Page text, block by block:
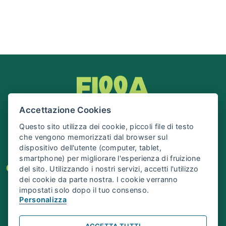
Cos’è Filla Eventi
Organizza il tuo evento
Info e Contatti
©Fondazione IU Rusconi Ghigi
Accettazione Cookies
Questo sito utilizza dei cookie, piccoli file di testo
che vengono memorizzati dal browser sul
dispositivo dell'utente (computer, tablet,
smartphone) per migliorare l'esperienza di fruizione
del sito. Utilizzando i nostri servizi, accetti l'utilizzo
dei cookie da parte nostra. I cookie verranno
impostati solo dopo il tuo consenso.
Personalizza